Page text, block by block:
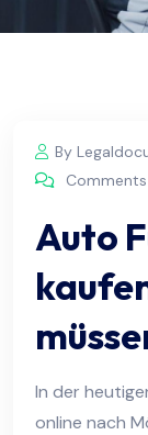
By
Auto
In der
online nach